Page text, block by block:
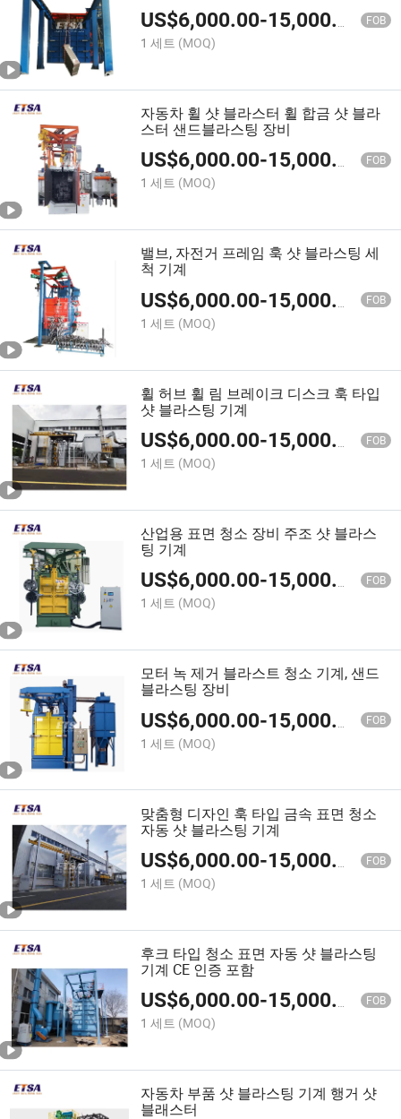
US$6,000.00-15,000.00 FOB
1 세트 (MOQ)
자동차 휠 샷 블라스터 휠 합금 샷 블라
스터 샌드블라스팅 장비
US$6,000.00-15,000.00 FOB
1 세트 (MOQ)
밸브, 자전거 프레임 훅 샷 블라스팅 세
척 기계
US$6,000.00-15,000.00 FOB
1 세트 (MOQ)
휠 허브 휠 림 브레이크 디스크 훅 타입
샷 블라스팅 기계
US$6,000.00-15,000.00 FOB
1 세트 (MOQ)
산업용 표면 청소 장비 주조 샷 블라스
팅 기계
US$6,000.00-15,000.00 FOB
1 세트 (MOQ)
모터 녹 제거 블라스트 청소 기계, 샌드
블라스팅 장비
US$6,000.00-15,000.00 FOB
1 세트 (MOQ)
맞춤형 디자인 훅 타입 금속 표면 청소
자동 샷 블라스팅 기계
US$6,000.00-15,000.00 FOB
1 세트 (MOQ)
후크 타입 청소 표면 자동 샷 블라스팅
기계 CE 인증 포함
US$6,000.00-15,000.00 FOB
1 세트 (MOQ)
자동차 부품 샷 블라스팅 기계 행거 샷
블래스터